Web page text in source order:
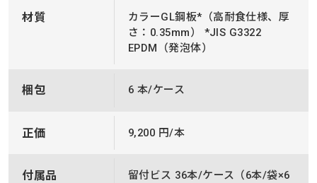
材質
カラーGL鋼板*（高耐食仕様、厚
さ：0.35mm） *JIS G3322
EPDM（発泡体）
梱包 6 本/ケース
正価 9,200 円/本
付属品
留付ビス 36本/ケース（6本/袋×6